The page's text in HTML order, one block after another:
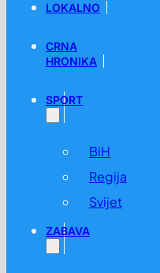
LOKALNO
CRNA
HRONIKA
SPORT
BiH
Regija
Svijet
ZABAVA